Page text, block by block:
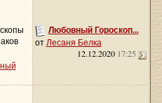
Любовный Гороскоп...
отЛесаня Белка
12.12.2020 17:25